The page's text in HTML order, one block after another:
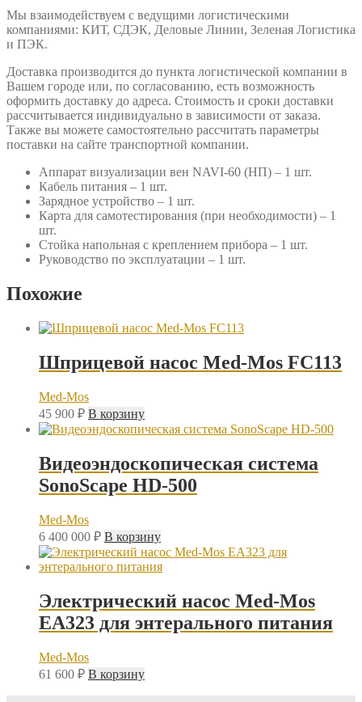
Мы взаимодействуем с ведущими логистическими
компаниями: КИТ, СДЭК, Деловые Линии, Зеленая Логистика
и ПЭК.
Доставка производится до пункта логистической компании в
Вашем городе или, по согласованию, есть возможность
оформить доставку до адреса. Стоимость и сроки доставки
рассчитывается индивидуально в зависимости от заказа.
Также вы можете самостоятельно рассчитать параметры
поставки на сайте транспортной компании.
Аппарат визуализации вен NAVI-60 (НП) – 1 шт.
Кабель питания – 1 шт.
Зарядное устройство – 1 шт.
Карта для самотестирования (при необходимости) – 1
шт.
Стойка напольная с креплением прибора – 1 шт.
Руководство по эксплуатации – 1 шт.
Похожие
Шприцевой насос Med-Mos FC113
Med-Mos
45 900 ₽ В корзину
Видеоэндоскопическая система
SonoScape HD-500
Med-Mos
6 400 000 ₽ В корзину
Электрический насос Med-Mos
ЕА323 для энтерального питания
Med-Mos
61 600 ₽ В корзину